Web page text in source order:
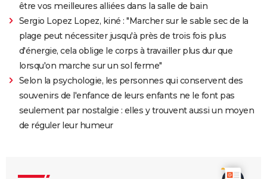
être vos meilleures alliées dans la salle de bain
Sergio Lopez Lopez, kiné : "Marcher sur le sable sec de la
plage peut nécessiter jusqu'à près de trois fois plus
d'énergie, cela oblige le corps à travailler plus dur que
lorsqu'on marche sur un sol ferme"
Selon la psychologie, les personnes qui conservent des
souvenirs de l'enfance de leurs enfants ne le font pas
seulement par nostalgie : elles y trouvent aussi un moyen
de réguler leur humeur